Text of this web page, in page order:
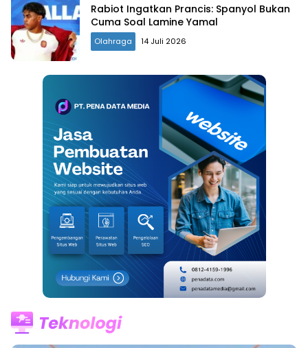
Rabiot Ingatkan Prancis: Spanyol Bukan
Cuma Soal Lamine Yamal
Olahraga 14 Juli 2026